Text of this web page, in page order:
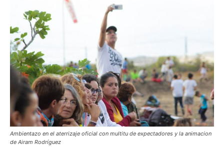
Ambientazo en el aterrizaje oficial con multitu de expectadores y la animacion
de Airam Rodríguez